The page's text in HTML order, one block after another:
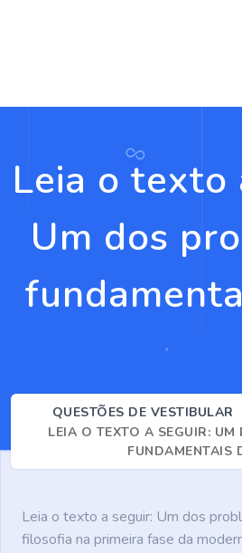
Leia o texto
Um dos
QUESTÕES DE VESTIBULAR
LEIA O TEXTO A SEGUIR: UM
FUNDAMENTAIS
Leia o texto a seguir: Um dos
filosofia na primeira fase da